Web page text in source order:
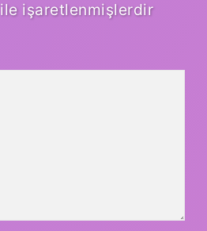
ile işaretlenmişlerdir